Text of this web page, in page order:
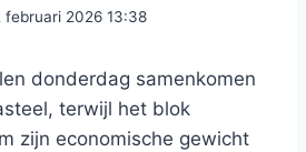
februari 2026 13:38
donderdag samenkomen
terwijl het blok
zijn economische gewicht